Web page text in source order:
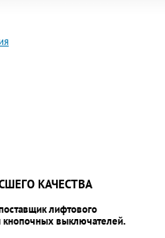
КАЧЕСТВА
лифтового
кнопочных выключателей.